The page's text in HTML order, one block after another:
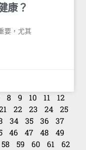
康？
要，尤其
8 9 10 11
12
22 23 24
25
34 35 36
37
46 47 48
49
58 59 60 61
62